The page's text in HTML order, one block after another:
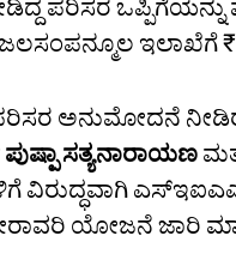
ಪರಿಸರ
ಜಲಸಂಪನ್ಮೂಲ ಇಲಾಖೆಗೆ
ಅನುಮೋದನೆ
ಪುಷ್ಪಾ ಸತ್ಯನಾರಾಯಣ
ವಿರುದ್ಧವಾಗಿ
ಯೋಜನೆ ಜಾರಿ